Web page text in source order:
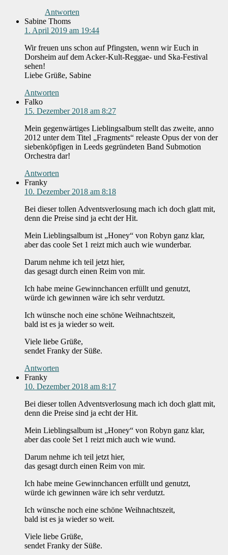
Antworten
Sabine Thoms
1. April 2019 am 19:44
Wir freuen uns schon auf Pfingsten, wenn wir Euch in
Dorsheim auf dem Acker-Kult-Reggae- und Ska-Festival
sehen!
Liebe Grüße, Sabine
Antworten
Falko
15. Dezember 2018 am 8:27
Mein gegenwärtiges Lieblingsalbum stellt das zweite, anno
2012 unter dem Titel „Fragments“ releaste Opus der von der
siebenköpfigen in Leeds gegründeten Band Submotion
Orchestra dar!
Antworten
Franky
10. Dezember 2018 am 8:18
Bei dieser tollen Adventsverlosung mach ich doch glatt mit,
denn die Preise sind ja echt der Hit.
Mein Lieblingsalbum ist „Honey“ von Robyn ganz klar,
aber das coole Set 1 reizt mich auch wie wunderbar.
Darum nehme ich teil jetzt hier,
das gesagt durch einen Reim von mir.
Ich habe meine Gewinnchancen erfüllt und genutzt,
würde ich gewinnen wäre ich sehr verdutzt.
Ich wünsche noch eine schöne Weihnachtszeit,
bald ist es ja wieder so weit.
Viele liebe Grüße,
sendet Franky der Süße.
Antworten
Franky
10. Dezember 2018 am 8:17
Bei dieser tollen Adventsverlosung mach ich doch glatt mit,
denn die Preise sind ja echt der Hit.
Mein Lieblingsalbum ist „Honey“ von Robyn ganz klar,
aber das coole Set 1 reizt mich auch wie wund.
Darum nehme ich teil jetzt hier,
das gesagt durch einen Reim von mir.
Ich habe meine Gewinnchancen erfüllt und genutzt,
würde ich gewinnen wäre ich sehr verdutzt.
Ich wünsche noch eine schöne Weihnachtszeit,
bald ist es ja wieder so weit.
Viele liebe Grüße,
sendet Franky der Süße.